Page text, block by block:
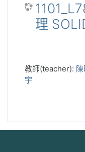
理
教師(teacher):
宇